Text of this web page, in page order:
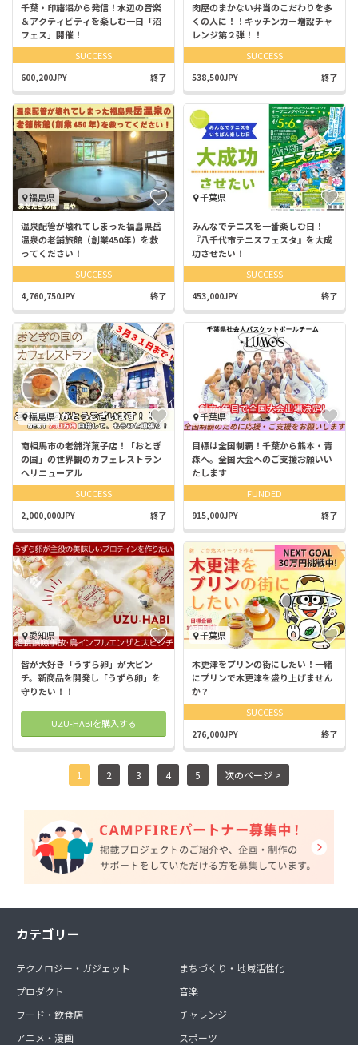
千葉・印旛沼から発信！水辺の音楽
＆アクティビティを楽しむ一日「沼
フェス」開催！
SUCCESS
600,200JPY 終了
肉屋のまかない弁当のこだわりを多
くの人に！！キッチンカー増設チャ
レンジ第２弾！！
SUCCESS
538,500JPY 終了
福島県
温泉配管が壊れてしまった福島県岳
温泉の老舗旅館（創業450年）を救
ってください！
SUCCESS
4,760,750JPY 終了
千葉県
みんなでテニスを一番楽しむ日！
『八千代市テニスフェスタ』を大成
功させたい！
SUCCESS
453,000JPY 終了
福島県
南相馬市の老舗洋菓子店！「おとぎ
の国」の世界観のカフェレストラン
へリニューアル
SUCCESS
2,000,000JPY 終了
千葉県
目標は全国制覇！千葉から熊本・青
森へ。全国大会へのご支援お願いい
たします
FUNDED
915,000JPY 終了
愛知県
皆が大好き「うずら卵」が大ピン
チ。新商品を開発し「うずら卵」を
守りたい！！
UZU-HABIを購入する
千葉県
木更津をプリンの街にしたい！一緒
にプリンで木更津を盛り上げません
か？
SUCCESS
276,000JPY 終了
1 2 3 4 5 次のページ >
カテゴリー
テクノロジー・ガジェット
プロダクト
フード・飲食店
アニメ・漫画
まちづくり・地域活性化
音楽
チャレンジ
スポーツ